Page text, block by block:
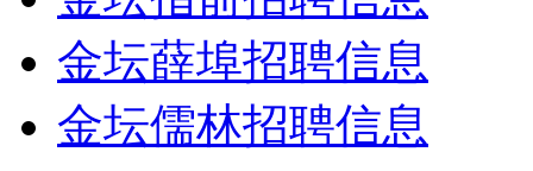
金坛薛埠招聘信息
金坛儒林招聘信息